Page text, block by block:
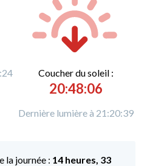
Coucher du soleil :
20:48:06
Dernière lumière à 21:20:39
la journée : 14 heures, 33